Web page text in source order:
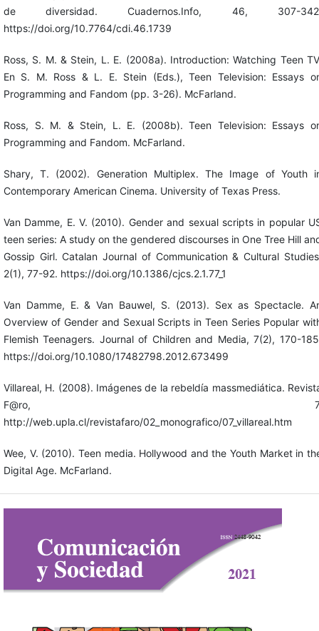
de diversidad. Cuadernos.Info, 46, 307-
https://doi.org/10.7764/cdi.46.1739
Ross, S. M. & Stein, L. E. (2008a). Introduction: Watching Teen
En S. M. Ross & L. E. Stein (Eds.), Teen Television: Essays
Programming and Fandom (pp. 3-26). McFarland.
Ross, S. M. & Stein, L. E. (2008b). Teen Television: Essays
Programming and Fandom. McFarland.
Shary, T. (2002). Generation Multiplex. The Image of Youth
Contemporary American Cinema. University of Texas Press.
Van Damme, E. V. (2010). Gender and sexual scripts in popular
teen series: A study on the gendered discourses in One Tree Hill
Gossip Girl. Catalan Journal of Communication & Cultural
2(1), 77-92. https://doi.org/10.1386/cjcs.2.1.77_1
Van Damme, E. & Van Bauwel, S. (2013). Sex as Spectacle.
Overview of Gender and Sexual Scripts in Teen Series Popular
Flemish Teenagers. Journal of Children and Media, 7(2), 170-
https://doi.org/10.1080/17482798.2012.673499
Villareal, H. (2008). Imágenes de la rebeldía massmediática.
F@ro,
http://web.upla.cl/revistafaro/02_monografico/07_villareal.htm
Wee, V. (2010). Teen media. Hollywood and the Youth Market in
Digital Age. McFarland.